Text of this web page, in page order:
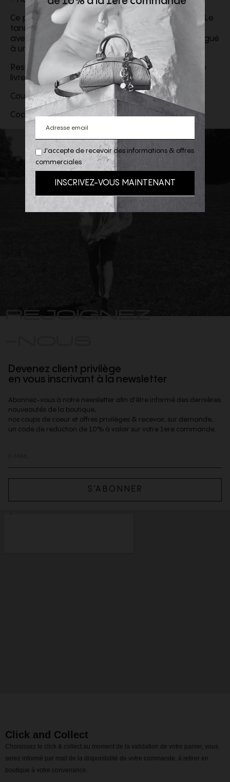
Ce petit sac est confectionné en cuir semi-aniline. Le
tannage confère à la peau un caractère singulier,
avec des nuances de couleurs et des sillons, conjugué
à une finition aniline légère et transparente.
Respecter les instructions d’entretien figurant sur le
livret.
Couleur : Black
Code article :CHC22AS680I31001
REJOIGNEZ
Devenez client privilège
en vous inscrivant à la newsletter
Abonnez-vous à notre newsletter afin d'être informé des dernières
nouveautés de la boutique,
nos coups de coeur et offres privilèges & recevoir, sur demande,
un code de reduction de 10% à valoir sur votre 1ere commande.
S’ABONNER
Click and Collect
Choisissez le click & collect au moment de la validation de votre panier, vous
serez informé par mail de la disponibilité de votre commande, à retirer en
boutique à votre convenance.
J'accepte de recevoir des informations & offres
commerciales